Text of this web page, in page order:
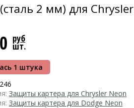
2 мм) для Chrysler
руб
шт.
1 штука
Защиты картера для Chrysler Neon
Защиты картера для Dodge Neon